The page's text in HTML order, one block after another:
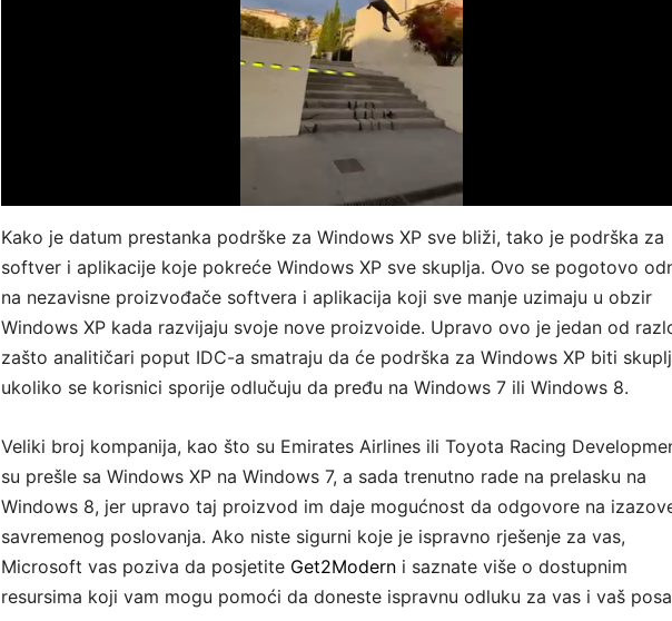
Kako je datum prestanka podrške za Windows XP sve bliži, tako je podrška za
softver i aplikacije koje pokreće Windows XP sve skuplja. Ovo se pogotovo
na nezavisne proizvođače softvera i aplikacija koji sve manje uzimaju u obzir
Windows XP kada razvijaju svoje nove proizvoide. Upravo ovo je jedan od
zašto analitičari poput IDC-a smatraju da će podrška za Windows XP biti
ukoliko se korisnici sporije odlučuju da pređu na Windows 7 ili Windows 8.
Veliki broj kompanija, kao što su Emirates Airlines ili Toyota Racing
su prešle sa Windows XP na Windows 7, a sada trenutno rade na prelasku na
Windows 8, jer upravo taj proizvod im daje mogućnost da odgovore na
savremenog poslovanja. Ako niste sigurni koje je ispravno rješenje za vas,
Microsoft vas poziva da posjetite Get2Modern i saznate više o dostupnim
resursima koji vam mogu pomoći da doneste ispravnu odluku za vas i vaš